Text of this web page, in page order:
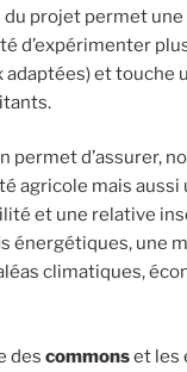
projet permet une
d’expérimenter
et touche
permet d’assurer,
agricole mais aussi
et une relative
énergétiques, une
climatiques,
des commonset les